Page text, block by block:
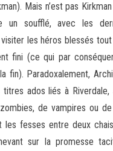
Mais n’est pas
un soufflé, avec les
les héros blessés
fini (ce qui par
fin). Paradoxalement,
ados liés à
de vampires ou
les fesses entre deux
sur la promesse